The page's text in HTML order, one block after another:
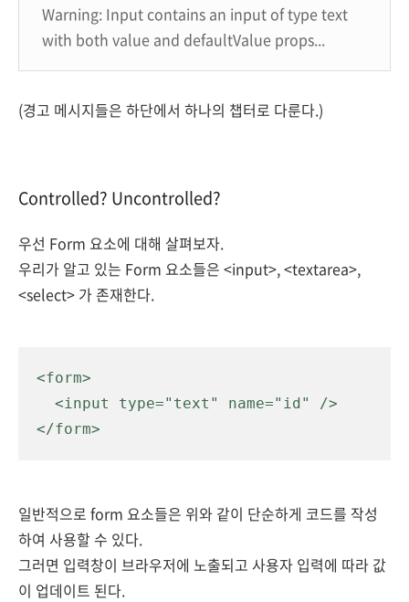
Warning: Input contains an input of type text
with both value and defaultValue props...
(경고 메시지들은 하단에서 하나의 챕터로 다룬다.)
Controlled? Uncontrolled?
우선 Form 요소에 대해 살펴보자.
우리가 알고 있는 Form 요소들은 <input>, <textarea>,
<select> 가 존재한다.
<form>
</form>
일반적으로 form 요소들은 위와 같이 단순하게 코드를 작성
하여 사용할 수 있다.
그러면 입력창이 브라우저에 노출되고 사용자 입력에 따라 값
이 업데이트 된다.